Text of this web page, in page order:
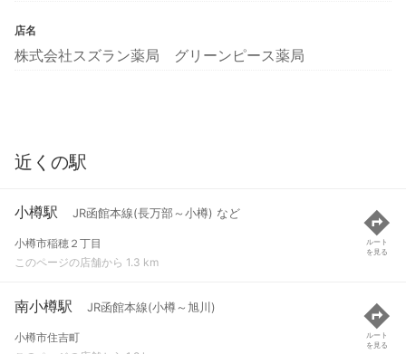
店名
株式会社スズラン薬局 グリーンピース薬局
近くの駅
小樽駅 JR函館本線(長万部～小樽) など
小樽市稲穂２丁目
このページの店舗から 1.3 km
ルート
を見る
南小樽駅 JR函館本線(小樽～旭川)
小樽市住吉町
ルート
を見る